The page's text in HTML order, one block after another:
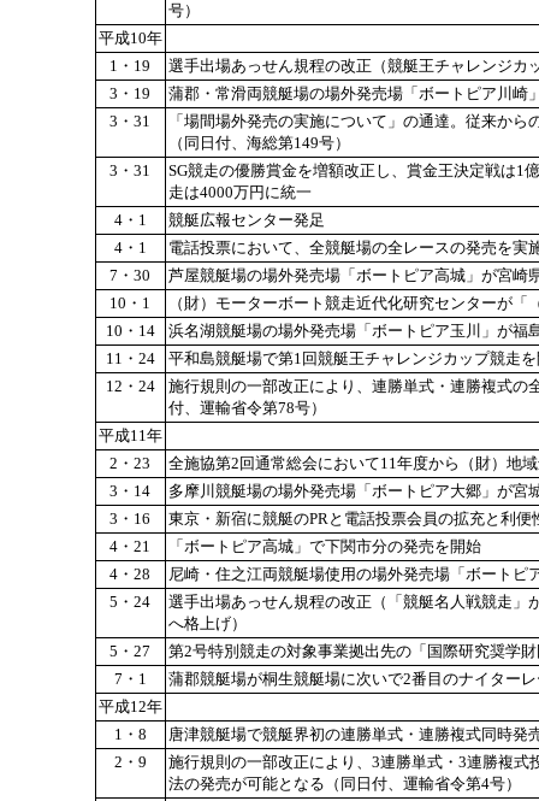
号）
平成10年
1・19
選手出場あっせん規程の改正（競艇王チャレンジ
3・19
蒲郡・常滑両競艇場の場外発売場「ボートピア川崎
3・31
「場間場外発売の実施について」の通達。従来か
（同日付、海総第149号）
3・31
SG競走の優勝賞金を増額改正し、賞金王決定戦は1
走は4000万円に統一
4・1
競艇広報センター発足
4・1
電話投票において、全競艇場の全レースの発売を実
7・30
芦屋競艇場の場外発売場「ボートピア高城」が宮崎
10・1
（財）モーターボート競走近代化研究センターが
10・14
浜名湖競艇場の場外発売場「ボートピア玉川」が福
11・24
平和島競艇場で第1回競艇王チャレンジカップ競走
12・24
施行規則の一部改正により、連勝単式・連勝複式
付、運輸省令第78号）
平成11年
2・23
全施協第2回通常総会において11年度から（財）地
3・14
多摩川競艇場の場外発売場「ボートピア大郷」が宮
3・16
東京・新宿に競艇のPRと電話投票会員の拡充と利
4・21
「ボートピア高城」で下関市分の発売を開始
4・28
尼崎・住之江両競艇場使用の場外発売場「ボートピ
5・24
選手出場あっせん規程の改正（「競艇名人戦競走」
へ格上げ）
5・27
第2号特別競走の対象事業拠出先の「国際研究奨学
7・1
蒲郡競艇場が桐生競艇場に次いで2番目のナイター
平成12年
1・8
唐津競艇場で競艇界初の連勝単式・連勝複式同時発
2・9
施行規則の一部改正により、3連勝単式・3連勝複
法の発売が可能となる（同日付、運輸省令第4号）